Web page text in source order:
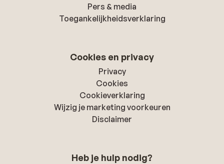
Pers & media
Toegankelijkheidsverklaring
Cookies en privacy
Privacy
Cookies
Cookieverklaring
Wijzig je marketing voorkeuren
Disclaimer
Heb je hulp nodig?